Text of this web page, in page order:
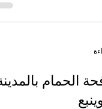
الحمام